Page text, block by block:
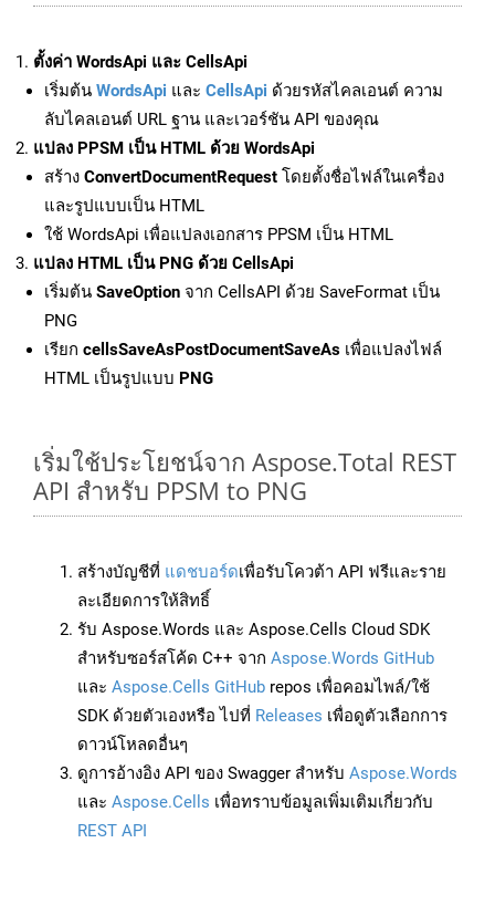
ตั้งค่า WordsApi และ CellsApi
เริ่มต้น WordsApi และ CellsApi ด้วยรหัสไคลเอนต์ ความ
ลับไคลเอนต์ URL ฐาน และเวอร์ชัน API ของคุณ
แปลง PPSM เป็น HTML ด้วย WordsApi
สร้าง ConvertDocumentRequest โดยตั้งชื่อไฟล์ในเครื่อง
และรูปแบบเป็น HTML
ใช้ WordsApi เพื่อแปลงเอกสาร PPSM เป็น HTML
แปลง HTML เป็น PNG ด้วย CellsApi
เริ่มต้น SaveOption จาก CellsAPI ด้วย SaveFormat เป็น
PNG
เรียก cellsSaveAsPostDocumentSaveAs เพื่อแปลงไฟล์
HTML เป็นรูปแบบ PNG
เริ่มใช้ประโยชน์จาก Aspose.Total REST
API สำหรับ PPSM to PNG
สร้างบัญชีที่ แดชบอร์ดเพื่อรับโควต้า API ฟรีและราย
ละเอียดการให้สิทธิ์
รับ Aspose.Words และ Aspose.Cells Cloud SDK
สำหรับซอร์สโค้ด C++ จาก Aspose.Words GitHub
และ Aspose.Cells GitHub repos เพื่อคอมไพล์/ใช้
SDK ด้วยตัวเองหรือ ไปที่ Releases เพื่อดูตัวเลือกการ
ดาวน์โหลดอื่นๆ
ดูการอ้างอิง API ของ Swagger สำหรับ Aspose.Words
และ Aspose.Cells เพื่อทราบข้อมูลเพิ่มเติมเกี่ยวกับ
REST API